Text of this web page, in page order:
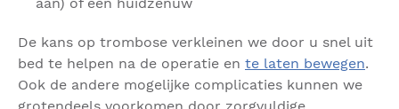
De kans op trombose verkleinen we door u snel uit
bed te helpen na de operatie en te laten bewegen.
Ook de andere mogelijke complicaties kunnen we